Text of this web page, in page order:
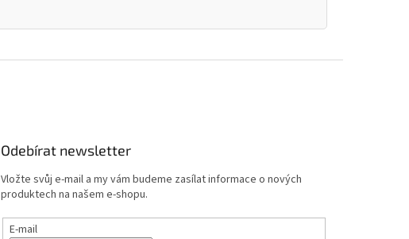
Odebírat newsletter
Vložte svůj e-mail a my vám budeme zasílat informace o nových
produktech na našem e-shopu.
E-mail